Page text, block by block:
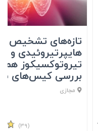
تازه‌های تشخیص و
هایپرتیروئیدی و
تیروتوکسیکوز
بررسی کیس‌های
مجازی
(۳۹)